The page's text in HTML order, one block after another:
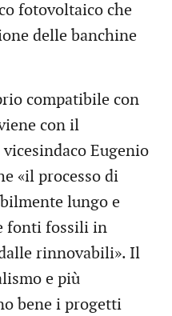
fotovoltaico che
delle banchine
compatibile con
con il
Eugenio
«il processo di
lungo e
fonti fossili in
rinnovabili». Il
e più
bene i progetti